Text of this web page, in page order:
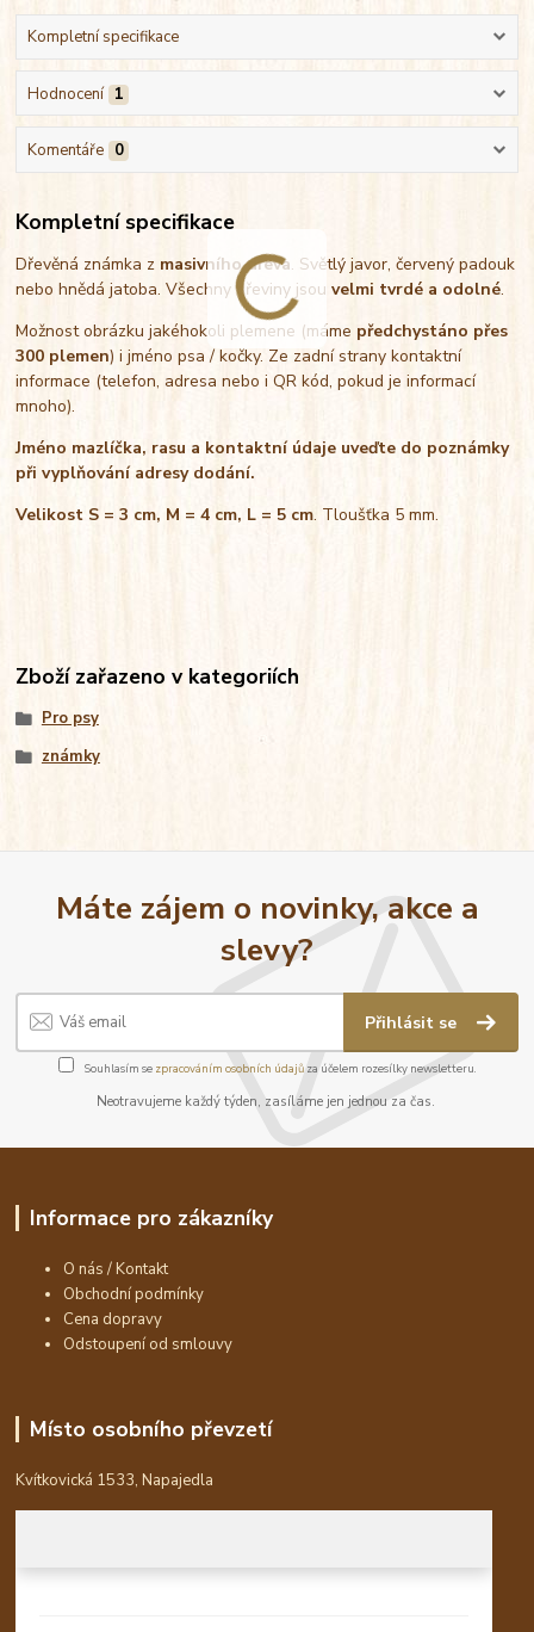
Kompletní specifikace
Hodnocení 1
Komentáře 0
Kompletní specifikace
Dřevěná známka z masivního dřeva. Světlý javor, červený padouk
nebo hnědá jatoba. Všechny dřeviny jsouvelmi tvrdé a odolné.
Možnost obrázku jakéhokoli plemene (máme předchystáno přes
300 plemen) i jméno psa / kočky. Ze zadní strany kontaktní
informace (telefon, adresa nebo i QR kód, pokud je informací
mnoho).
Jméno mazlíčka, rasu a kontaktní údaje uveďte do poznámky
při vyplňování adresy dodání.
Velikost S = 3 cm, M = 4 cm, L = 5 cm. Tloušťka 5 mm.
Zboží zařazeno v kategoriích
Pro psy
známky
Máte zájem o novinky, akce a
slevy?
Přihlásit se
Souhlasím se zpracováním osobních údajůza účelem rozesílky newsletteru.
Neotravujeme každý týden, zasíláme jen jednou za čas.
Informace pro zákazníky
O nás / Kontakt
Obchodní podmínky
Cena dopravy
Odstoupení od smlouvy
Místo osobního převzetí
Kvítkovická 1533, Napajedla